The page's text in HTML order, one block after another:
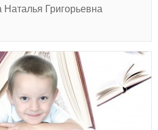
Григорьевна